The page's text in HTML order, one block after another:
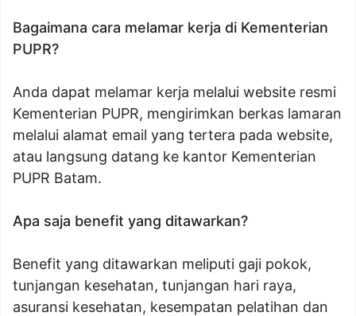
Bagaimana cara melamar kerja di Kementerian
PUPR?
Anda dapat melamar kerja melalui website resmi
Kementerian PUPR, mengirimkan berkas lamaran
melalui alamat email yang tertera pada website,
atau langsung datang ke kantor Kementerian
PUPR Batam.
Apa saja benefit yang ditawarkan?
Benefit yang ditawarkan meliputi gaji pokok,
tunjangan kesehatan, tunjangan hari raya,
asuransi kesehatan, kesempatan pelatihan dan